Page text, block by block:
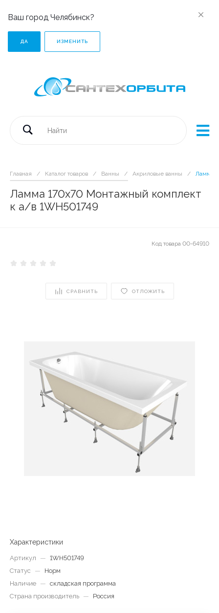
Ваш город Челябинск?
ДА ИЗМЕНИТЬ
Главная / Каталог товаров / Ванны / Акриловые ванны / Ламма
Ламма 170х70 Монтажный комплект
к а/в 1WH501749
Код товара 00-64910
СРАВНИТЬ ОТЛОЖИТЬ
Характеристики
Артикул — 1WH501749
Статус
—
Норм
Наличие — складская программа
Страна производитель — Россия